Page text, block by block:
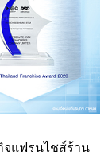
จแฟรนไชส์ร้าน